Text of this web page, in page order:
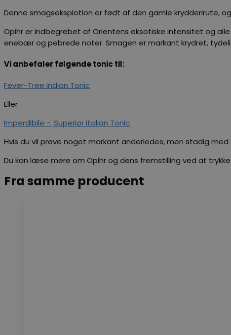
Denne smagseksplotion er født af den gamle krydderirute,
Opihr er indbegrebet af Orientens eksotiske intensitet og
enebær og pebrede noter. Smagen er markant krydret,
Vi anbefaler følgende tonic til:
Fever-Tree Indian Tonic
Eller
Imperdibile -; Superior Italian Tonic
Hvis du vil prøve noget markant anderledes, men stadig
Du kan læse mere om Opihr og dens fremstilling ved at trykke
Fra samme producent